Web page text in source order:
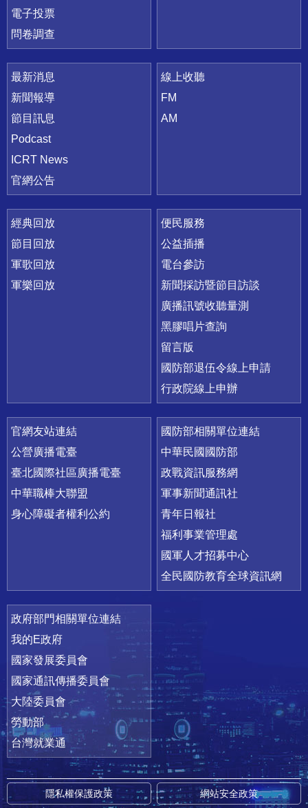
電子投票
問卷調查
最新消息
新聞報導
節目訊息
Podcast
ICRT News
官網公告
線上收聽
FM
AM
經典回放
節目回放
軍歌回放
軍樂回放
便民服務
公益插播
電台參訪
新聞採訪暨節目訪談
廣播訊號收聽量測
黑膠唱片查詢
留言版
國防部退伍令線上申請
行政院線上申辦
官網友站連結
公營廣播電臺
臺北國際社區廣播電臺
中華職棒大聯盟
身心障礙者權利公約
國防部相關單位連結
中華民國國防部
政戰資訊服務網
軍事新聞通訊社
青年日報社
福利事業管理處
國軍人才招募中心
全民國防教育全球資訊網
政府部門相關單位連結
我的E政府
國家發展委員會
國家通訊傳播委員會
大陸委員會
勞動部
台灣就業通
隱私權保護政策 網站安全政策